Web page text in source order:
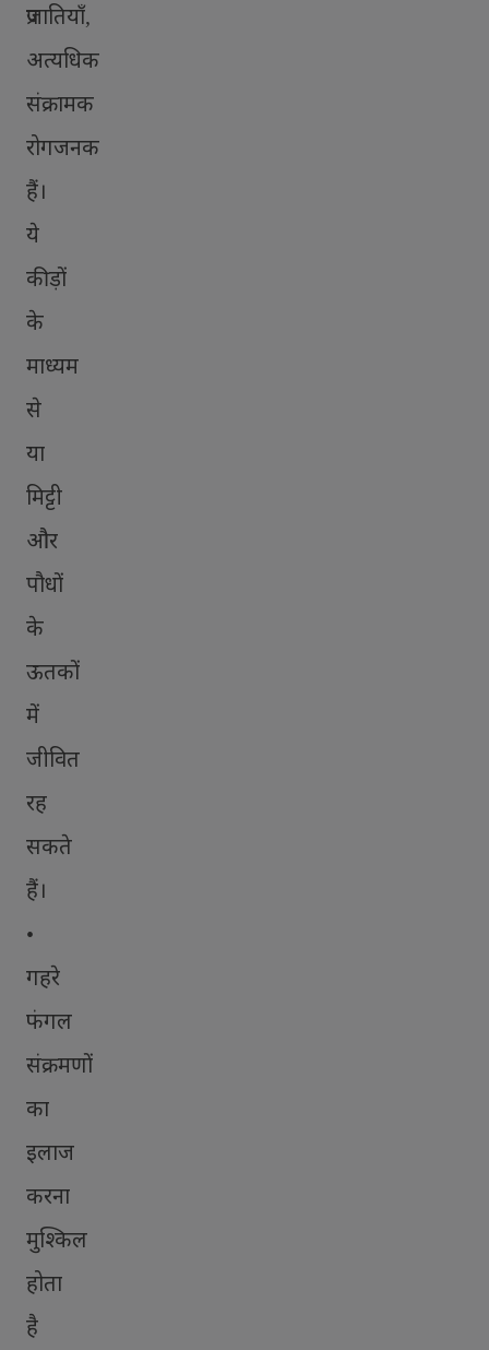
प्रजातियाँ,
अत्यधिक
संक्रामक
रोगजनक
हैं।
ये
कीड़ों
के
माध्यम
से
या
मिट्टी
और
पौधों
के
ऊतकों
में
जीवित
रह
सकते
हैं।
•
गहरे
फंगल
संक्रमणों
का
इलाज
करना
मुश्किल
होता
है